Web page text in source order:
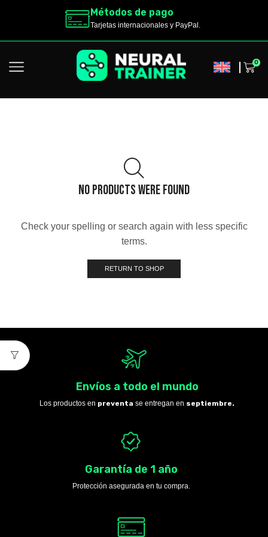
Métodos de pago
Tarjetas internacionales y PayPal.
0
NO PRODUCTS WERE FOUND
Check your spelling or search again with less specific
terms.
RETURN TO SHOP
Envíos a todo el mundo
Los productos en preventa se entregan en septiembre.
Garantía de 1 año
Protección asegurada en tu compra.